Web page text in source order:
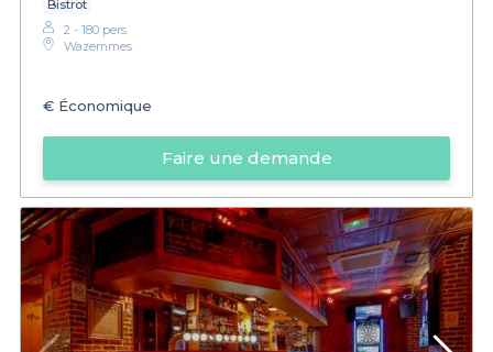
Bistrot
2 - 180 pers.
Wazemmes
€ Économique
Faire une demande